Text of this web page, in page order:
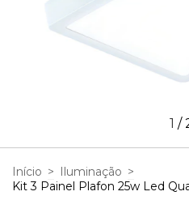
1 /
Início > Iluminação >
Kit 3 Painel Plafon 25w Led